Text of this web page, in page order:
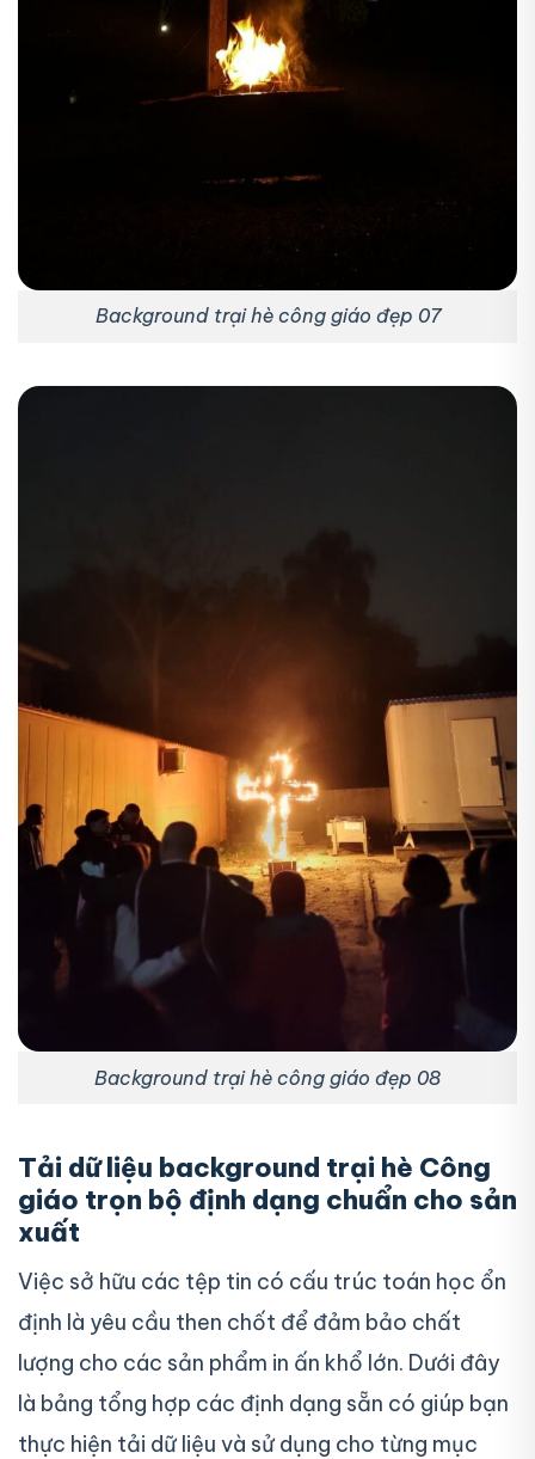
Background trại hè công giáo đẹp 07
Background trại hè công giáo đẹp 08
Tải dữ liệu background trại hè Công
giáo trọn bộ định dạng chuẩn cho sản
xuất
Việc sở hữu các tệp tin có cấu trúc toán học ổn
định là yêu cầu then chốt để đảm bảo chất
lượng cho các sản phẩm in ấn khổ lớn. Dưới đây
là bảng tổng hợp các định dạng sẵn có giúp bạn
thực hiện tải dữ liệu và sử dụng cho từng mục